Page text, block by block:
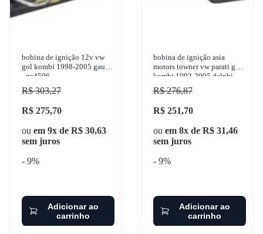
bobina de ignição 12v vw
gol kombi 1998-2005 gauss
- gc4506
R$ 303,27
R$ 275,70
ou em 9x de R$ 30,63
sem juros
- 9%
Adicionar ao
carrinho
bobina de ignição asia
motors towner vw parati gol
kombi 1993-2005 delphi -
ce10104
R$ 276,87
R$ 251,70
ou em 8x de R$ 31,46
sem juros
- 9%
Adicionar ao
carrinho